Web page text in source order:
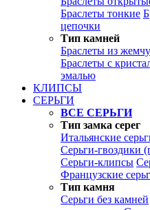
Браслеты тонкие
цепочки
Тип камней
Браслеты из
Браслеты с
эмалью
КЛИПСЫ
СЕРЬГИ
ВСЕ СЕРЬГИ
Тип замка серег
Итальянские
Серьги-гвоздики
Серьги-клипсы
Французские
Тип камня
Серьги без камней